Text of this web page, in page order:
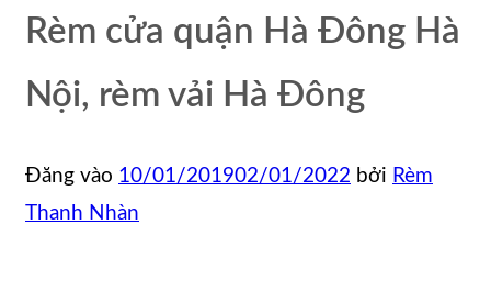
Rèm cửa quận Hà Đông Hà
Nội, rèm vải Hà Đông
Đăng vào 10/01/201902/01/2022 bởi Rèm
Thanh Nhàn